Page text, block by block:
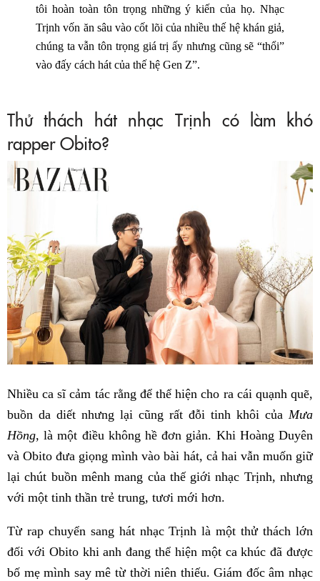
tôi hoàn toàn tôn trọng những ý kiến của họ. Nhạc
Trịnh vốn ăn sâu vào cốt lõi của nhiều thế hệ khán giả,
chúng ta vẫn tôn trọng giá trị ấy nhưng cũng sẽ “thổi”
vào đấy cách hát của thế hệ Gen Z”.
Thử thách hát nhạc Trịnh có làm khó
rapper Obito?
Nhiều ca sĩ cảm tác rằng để thể hiện cho ra cái quạnh quẽ,
buồn da diết nhưng lại cũng rất đỗi tinh khôi của Mưa
Hồng, là một điều không hề đơn giản. Khi Hoàng Duyên
và Obito đưa giọng mình vào bài hát, cả hai vẫn muốn giữ
lại chút buồn mênh mang của thế giới nhạc Trịnh, nhưng
với một tinh thần trẻ trung, tươi mới hơn.
Từ rap chuyển sang hát nhạc Trịnh là một thử thách lớn
đối với Obito khi anh đang thể hiện một ca khúc đã được
bố mẹ mình say mê từ thời niên thiếu. Giám đốc âm nhạc